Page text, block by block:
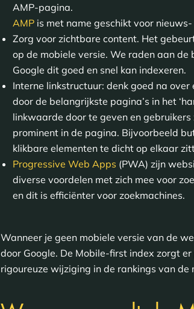
AMP-pagina.
AMPis met name geschikt voor
Zorg voor zichtbare content. Het
op de mobiele versie. We raden aan
Google dit goed en snel kan indexeren.
Interne linkstructuur: denk goed na
door de belangrijkste pagina’s in het
linkwaarde door te geven en
prominent in de pagina. Bijvoorbeeld
klikbare elementen te dicht op elkaar
Progressive Web Apps (PWA) zijn
diverse voordelen met zich mee voor
en dit is efficiënter voor zoekmachines.
Wanneer je geen mobiele versie van de
door Google. De Mobile-first index zorgt
rigoureuze wijziging in de rankings van de